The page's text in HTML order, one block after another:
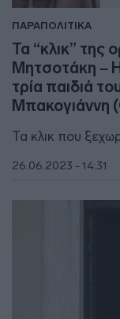
ΠΑΡΑΠΟΛΙΤΙΚΑ
Τα “κλικ” της
Μητσοτάκη –
τρία παιδιά
Τα κλικ που
26.06.2023 - 14:31